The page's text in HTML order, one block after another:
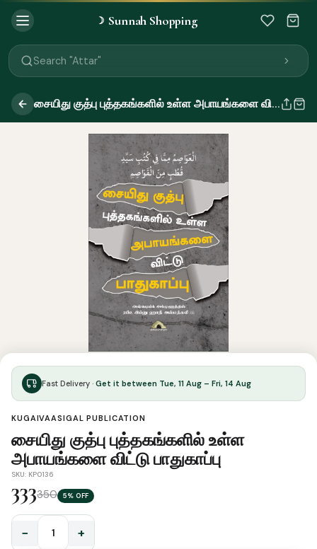
☽ Sunnah Shopping
Search "Miswak"
Search "Attar"
Search "Islamic Books"
Search "Prayer Mat"
Search "Kids Flash Cards"
Search "Tamil Islamic Books"
சையிது குத்பு புத்தகங்களில் உள்ள அபாயங்களை விட்டு பாதுகாப்பு
Fast Delivery · Get it between Tue, 11 Aug – Fri, 14 Aug
KUGAIVAASIGAL PUBLICATION
சையிது குத்பு புத்தகங்களில் உள்ள
அபாயங்களை விட்டு பாதுகாப்பு
SKU: KP0136
333350 5% OFF
− +